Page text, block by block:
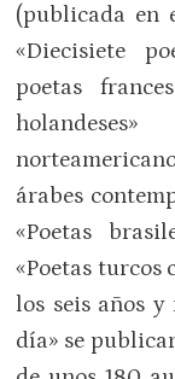
(publicada en
«Diecisiete
poetas
árabes
«Poetas
«Poetas turcos
los seis años
día» se